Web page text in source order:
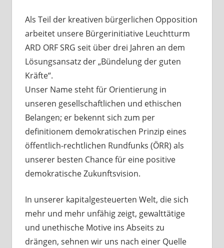
Als Teil der kreativen bürgerlichen Opposition
arbeitet unsere Bürgerinitiative Leuchtturm
ARD ORF SRG seit über drei Jahren an dem
Lösungsansatz der „Bündelung der guten
Kräfte“.
Unser Name steht für Orientierung in
unseren gesellschaftlichen und ethischen
Belangen; er bekennt sich zum per
definitionem demokratischen Prinzip eines
öffentlich-rechtlichen Rundfunks (ÖRR) als
unserer besten Chance für eine positive
demokratische Zukunftsvision.
In unserer kapitalgesteuerten Welt, die sich
mehr und mehr unfähig zeigt, gewalttätige
und unethische Motive ins Abseits zu
drängen, sehnen wir uns nach einer Quelle